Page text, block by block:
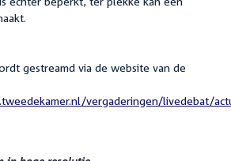
gestreamd via de website van de
vergaderingen/livedebat/